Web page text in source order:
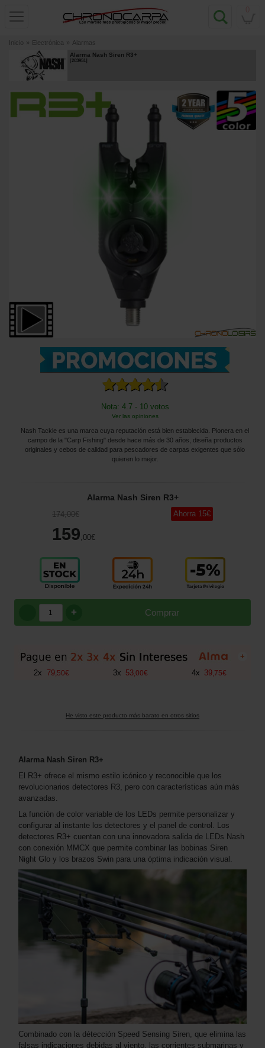
Inicio » Electrónica » Alarmas
Alarma Nash Siren R3+
[203951]
Nota: 4.7 - 10 votos
Ver las opiniones
Nash Tackle es una marca cuya reputación está bien establecida. Pionera en el
campo de la "Carp Fishing" desde hace más de 30 años, diseña productos
originales y cebos de calidad para pescadores de carpas exigentes que sólo
quieren lo mejor.
Alarma Nash Siren R3+
174,00€
159 ,00€
Ahorra 15€
Comprar
+
+
2x 79, 50€ 3x 53, 00€ 4x 39 75€
He visto este producto más barato en otros sitios
Alarma Nash Siren R3+
El R3+ ofrece el mismo estilo icónico y reconocible que los
revolucionarios detectores R3, pero con características aún más
avanzadas.
La función de color variable de los LEDs permite personalizar y
configurar al instante los detectores y el panel de control. Los
detectores R3+ cuentan con una innovadora salida de LEDs Nash
con conexión MMCX que permite combinar las bobinas Siren
Night Glo y los brazos Swin para una óptima indicación visual.
Combinado con la détección Speed Sensing Siren, que elimina las
falsas indicaciones debidas al viento, las corrientes submarinas y